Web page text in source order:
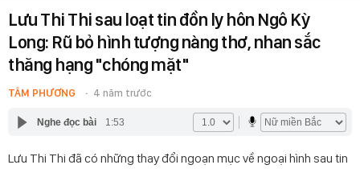
Lưu Thi Thi sau loạt tin đồn ly hôn Ngô Kỳ
Long: Rũ bỏ hình tượng nàng thơ, nhan sắc
thăng hạng "chóng mặt"
TÂM PHƯƠNG 4 năm trước
Nghe đọc bài 1:53
Lưu Thi Thi đã có những thay đổi ngoạn mục về ngoại hình sau tin